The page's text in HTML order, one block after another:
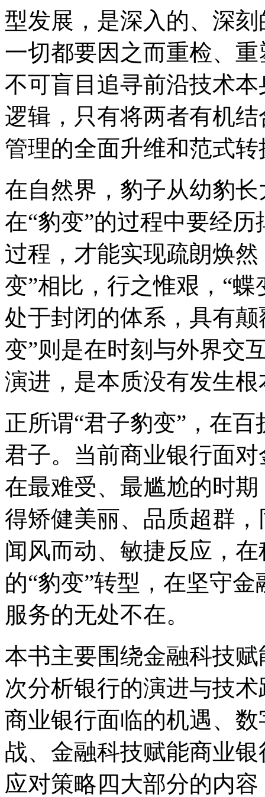
型发展，是深入的、深
一切都要因之而重检、
不可盲目追寻前沿技术
逻辑，只有将两者有机
管理的全面升维和范式转
在自然界，豹子从幼豹
在“豹变”的过程中要经
过程，才能实现疏朗焕
变”相比，行之惟艰，“
处于封闭的体系，具有
变”则是在时刻与外界交
演进，是本质没有发生
正所谓“君子豹变”，在
君子。当前商业银行面
在最难受、最尴尬的时
得矫健美丽、品质超群
闻风而动、敏捷反应，
的“豹变”转型，在坚守
服务的无处不在。
本书主要围绕金融科技
次分析银行的演进与技
商业银行面临的机遇、
战、金融科技赋能商业
应对策略四大部分的内